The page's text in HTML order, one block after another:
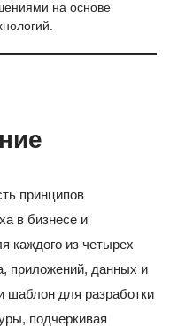
на основе
принципов
в бизнесе и
каждого из четырех
приложений, данных и
шаблон для разработки
подчеркивая